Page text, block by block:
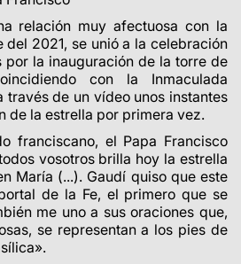
relación muy afectuosa con la
del 2021, se unió a la celebración
por la inauguración de la torre de
con la Inmaculada
través de un vídeo unos instantes
de la estrella por primera vez.
franciscano, el Papa Francisco
vosotros brilla hoy la estrella
María (...). Gaudí quiso que este
de la Fe, el primero que se
me uno a sus oraciones que,
se representan a los pies de